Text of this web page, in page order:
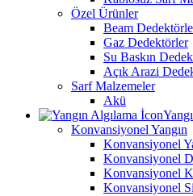
Özel Ürünler
Beam
Gaz Dedektörler
Su Baskın
Açık Arazi
Sarf Malzemeler
Akü
Konvansiyonel Yangın
Konvansiyonel
Konvansiyonel
Konvansiyonel
Konvansiyonel